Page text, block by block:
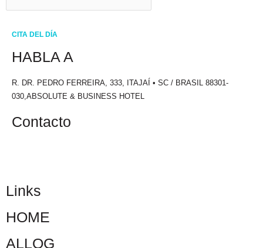
CITA DEL DÍA
HABLA A
R. DR. PEDRO FERREIRA, 333, ITAJAÍ • SC / BRASIL 88301-
030,ABSOLUTE & BUSINESS HOTEL
Contacto
Links
HOME
ALLOG